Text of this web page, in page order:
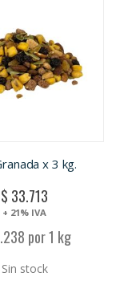
x 3 kg.
$ 33.713
+ 21% IVA
por 1 kg
Sin stock